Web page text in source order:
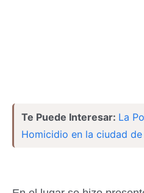
Te Puede Interesar: La
Homicidio en la ciudad de